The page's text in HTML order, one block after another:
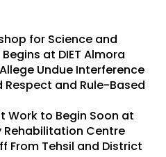
for Science and
at DIET Almora
Undue Interference
and Rule-Based
Work to Begin Soon at
Rehabilitation Centre
From Tehsil and District